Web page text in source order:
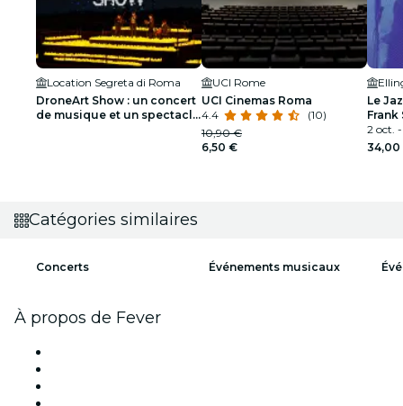
Location Segreta di Roma
DroneArt Show : un concert
de musique et un spectacle
UCI Rome
UCI Cinemas Roma
4.4
(10)
10,90 €
6,50 €
Le
Frank
2 oct.
34,00
Catégories similaires
Concerts Événements musicaux
À propos de Fever